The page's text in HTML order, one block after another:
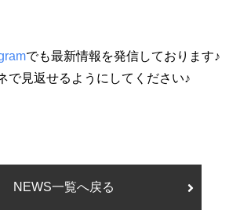
でも最新情報を発信しております♪
で見返せるようにしてください♪
NEWS一覧へ戻る